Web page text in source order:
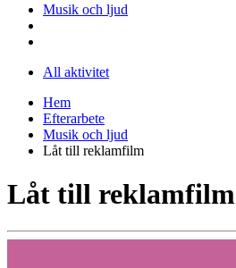
Musik och ljud
All aktivitet
Hem
Efterarbete
Musik och ljud
Låt till reklamfilm
Låt till reklamfilm